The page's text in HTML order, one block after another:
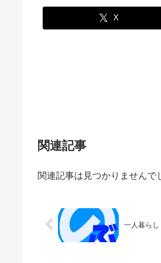
X
関連記事
関連記事は見つかりませんで
一人暮らし